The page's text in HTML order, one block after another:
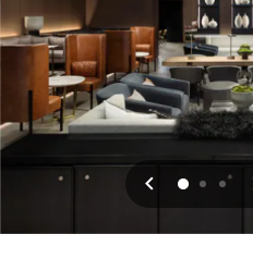
Anterior
0 1 2